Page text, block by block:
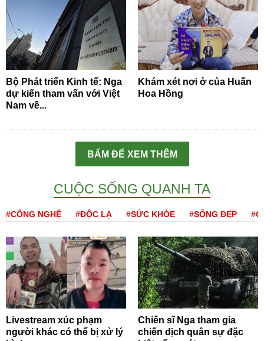
Bộ Phát triển Kinh tế: Nga
dự kiến tham vấn với Việt
Nam về...
Khám xét nơi ở của Huấn
Hoa Hồng
BẤM ĐỂ XEM THÊM
CUỘC SỐNG QUANH TA
#CÔNG NGHỆ #ĐỘC LẠ #SỨC KHỎE #SỐNG ĐẸP
Livestream xúc phạm
người khác có thể bị xử lý
Chiến sĩ Nga tham gia
chiến dịch quân sự đặc